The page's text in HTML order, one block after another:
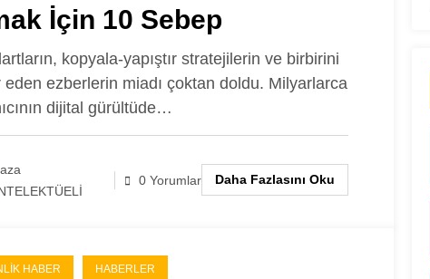
İçin 10 Sebep
kopyala-yapıştır stratejilerin ve birbirini
eden ezberlerin miadı çoktan doldu. Milyarlarca
dijital gürültüde…
0 Yorumlar Daha Fazlasını Oku
HABER HABERLER